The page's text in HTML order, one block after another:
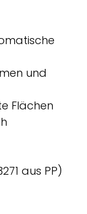
und
Flächen
aus PP)